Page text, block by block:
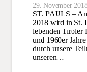
29. November 2018
ST. PAULS –
2018 wird in St.
lebenden Tiroler
und 1960er
durch unsere
unseren…